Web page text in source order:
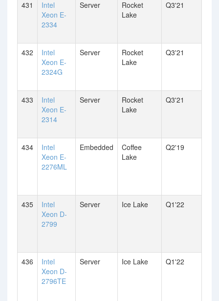
431
Intel
Xeon E-
2334
Server
Rocket
Lake
Q3'21
432
Intel
Xeon E-
2324G
Server
Rocket
Lake
Q3'21
433
Intel
Xeon E-
2314
Server
Rocket
Lake
Q3'21
434
Intel
Xeon E-
2276ML
Embedded
Coffee
Lake
Q2'19
435
Intel
Xeon D-
2799
Server Ice Lake Q1'22
436
Intel
Xeon D-
2796TE
Server Ice Lake Q1'22